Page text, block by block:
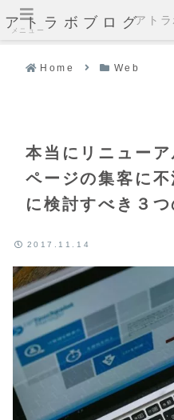
アトラボブログ
Home Web
本当にリニュー
ページの集客に
に検討すべき３つ
2017.11.14
メニュー
アト